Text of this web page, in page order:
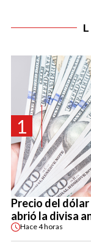
1
Precio del
abrió la divisa
Hace4 horas